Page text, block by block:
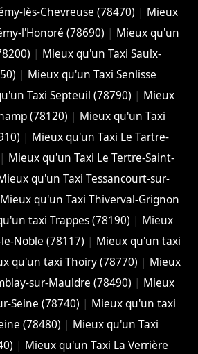
lès-Chevreuse (78470) | Mieux
l'Honoré (78690) | Mieux qu'un
| Mieux qu'un Taxi Saulx-
| Mieux qu'un Taxi Senlisse
Taxi Septeuil (78790) | Mieux
(78120) | Mieux qu'un Taxi
| Mieux qu'un Taxi Le Tartre-
| Mieux qu'un Taxi Le Tertre-Saint-
qu'un Taxi Tessancourt-sur-
Mieux qu'un Taxi Thiverval-Grignon
taxi Trappes (78190) | Mieux
Noble (78117) | Mieux qu'un taxi
qu'un taxi Thoiry (78770) | Mieux
sur-Mauldre (78490) | Mieux
Seine (78740) | Mieux qu'un taxi
(78480) | Mieux qu'un Taxi
| Mieux qu'un Taxi La Verrière